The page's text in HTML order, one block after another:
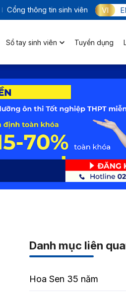
Cổng thông tin sinh viên VI
Sổ tay sinh viên Tuyển dụng
Danh mục liên
Hoa Sen 35 năm